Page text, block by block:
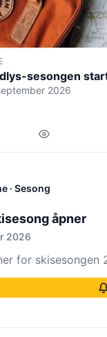
sesongen
2026
· Sesong
åpner
2026
for skisesongen